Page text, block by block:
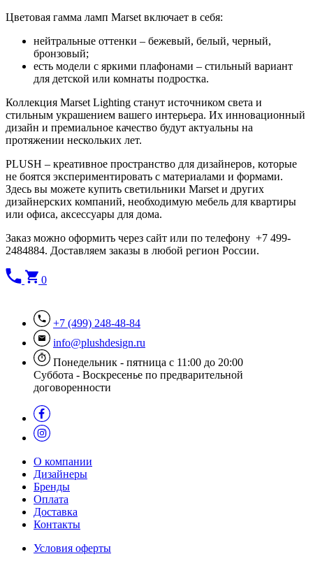
Цветовая гамма ламп Marset включает в себя:
нейтральные оттенки – бежевый, белый, черный,
бронзовый;
есть модели с яркими плафонами – стильный вариант
для детской или комнаты подростка.
Коллекция Marset Lighting станут источником света и
стильным украшением вашего интерьера. Их инновационный
дизайн и премиальное качество будут актуальны на
протяжении нескольких лет.
PLUSH – креативное пространство для дизайнеров, которые
не боятся экспериментировать с материалами и формами.
Здесь вы можете купить светильники Marset и других
дизайнерских компаний, необходимую мебель для квартиры
или офиса, аксессуары для дома.
Заказ можно оформить через сайт или по телефону +7 499-
2484884. Доставляем заказы в любой регион России.
0
+7 (499) 248-48-84
info@plushdesign.ru
Понедельник - пятница с 11:00 до 20:00
Суббота - Воскресенье по предварительной
договоренности
О компании
Дизайнеры
Бренды
Оплата
Доставка
Контакты
Условия оферты